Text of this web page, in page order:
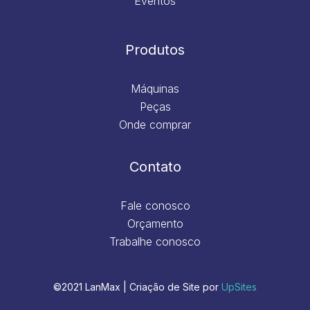
Produtos
Máquinas
Peças
Onde comprar
Contato
Fale conosco
Orçamento
Trabalhe conosco
©2021 LanMax | Criação de Site por UpSites